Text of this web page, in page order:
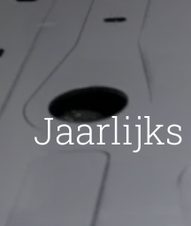
Jaarlijks